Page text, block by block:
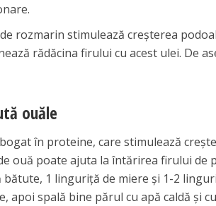
rozmarin stimulează creşterea
rădăcina firului cu acest ulei. De
ouăle
în proteine, care stimulează
ouă poate ajuta la întărirea firului de
bătute, 1 linguriţă de miere şi 1-2
apoi spală bine părul cu apă caldă şi